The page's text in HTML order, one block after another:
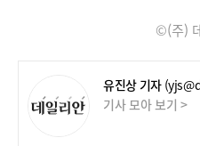
©(주)
유진상 기자
기사 모아 보기 >